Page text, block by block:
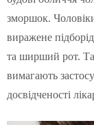
зморшок.
виражене
та ширший рот.
вимагають
досвідченості